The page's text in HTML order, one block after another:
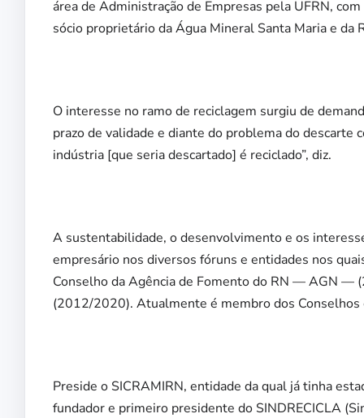
área de Administração de Empresas pela UFRN,
sócio proprietário da Água Mineral Santa Maria e da
O interesse no ramo de reciclagem surgiu de
prazo de validade e diante do problema do
indústria [que seria descartado] é reciclado”, diz.
A sustentabilidade, o desenvolvimento e os
empresário nos diversos fóruns e entidades nos
Conselho da Agência de Fomento do RN — AGN
(2012/2020). Atualmente é membro dos Conselhos
Preside o SICRAMIRN, entidade da qual já tinha
fundador e primeiro presidente do SINDRECICLA